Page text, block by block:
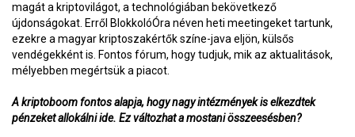
magát a kriptovilágot, a technológiában bekövetkező
újdonságokat. Erről BlokkolóÓra néven heti meetingeket tartunk,
ezekre a magyar kriptoszakértők színe-java eljön, külsős
vendégekként is. Fontos fórum, hogy tudjuk, mik az aktualitások,
mélyebben megértsük a piacot.
A kriptoboom fontos alapja, hogy nagy intézmények is elkezdtek
pénzeket allokálni ide. Ez változhat a mostani összeesésben?